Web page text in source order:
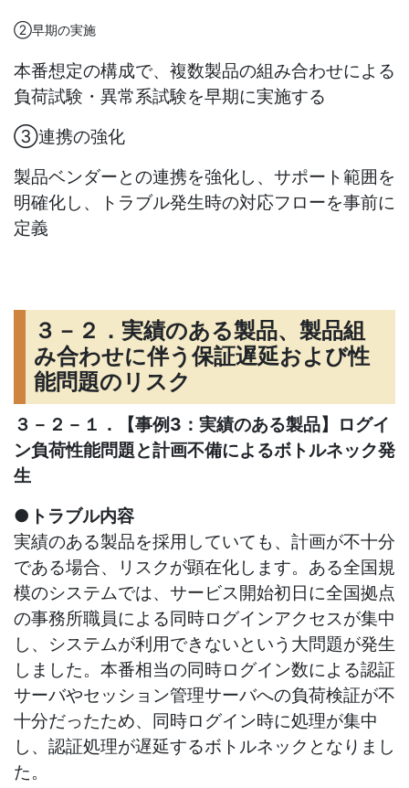
②早期の実施
本番想定の構成で、複数製品の組み合わせによる
負荷試験・異常系試験を早期に実施する
③連携の強化
製品ベンダーとの連携を強化し、サポート範囲を
明確化し、トラブル発生時の対応フローを事前に
定義
３－２．実績のある製品、製品組
み合わせに伴う保証遅延および性
能問題のリスク
３－２－１．【事例3 ：実績のある製品】ログイ
ン負荷性能問題と計画不備によるボトルネック発
生
●トラブル内容
実績のある製品を採用していても、計画が不十分
である場合、リスクが顕在化します。ある全国規
模のシステムでは、サービス開始初日に全国拠点
の事務所職員による同時ログインアクセスが集中
し、システムが利用できないという大問題が発生
しました。本番相当の同時ログイン数による認証
サーバやセッション管理サーバへの負荷検証が不
十分だったため、同時ログイン時に処理が集中
し、認証処理が遅延するボトルネックとなりまし
た。